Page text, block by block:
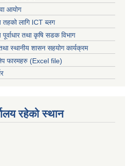
आयोग
तहको लागि ICT ब्लग
पूर्वाधार तथा कृषि सडक विभाग
स्थानीय शासन सहयोग कार्यक्रम
फारमहरु (Excel file)
रहेको स्थान